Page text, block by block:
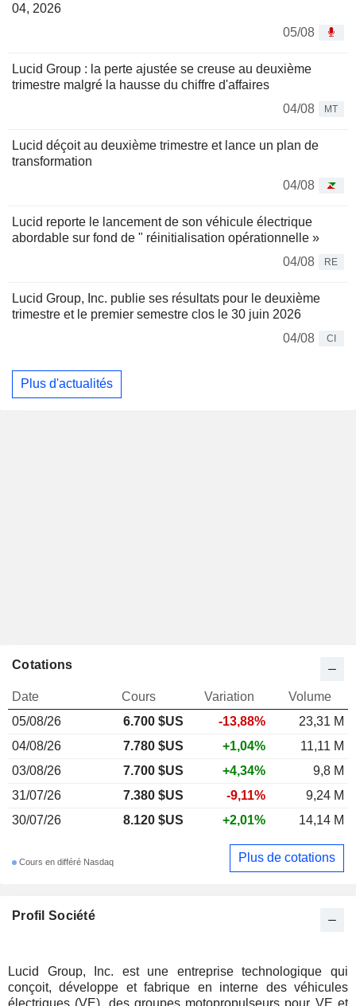
04, 2026
05/08
Lucid Group : la perte ajustée se creuse au deuxième
trimestre malgré la hausse du chiffre d'affaires
04/08
MT
Lucid déçoit au deuxième trimestre et lance un plan de
transformation
04/08
Lucid reporte le lancement de son véhicule électrique
abordable sur fond de " réinitialisation opérationnelle »
04/08
RE
Lucid Group, Inc. publie ses résultats pour le deuxième
trimestre et le premier semestre clos le 30 juin 2026
04/08
CI
Plus d'actualités
Profil Société
Lucid Group, Inc. est une entreprise technologique qui
conçoit, développe et fabrique en interne des véhicules
électriques (VE), des groupes motopropulseurs pour VE et
Cotations
Date Cours Variation
Volume
05/08/26
6.700 $US -13,88%
23,31 M
04/08/26
7.780 $US +1,04%
11,11 M
03/08/26
7.700 $US +4,34%
9,8 M
31/07/26
7.380 $US -9,11%
9,24 M
30/07/26
8.120 $US +2,01% 14,14 M
Cours en différé Nasdaq Plus de cotations